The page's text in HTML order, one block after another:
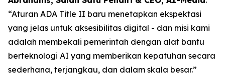
“Aturan ADA Title II baru menetapkan ekspektasi
yang jelas untuk aksesibilitas digital - dan misi kami
adalah membekali pemerintah dengan alat bantu
berteknologi AI yang memberikan kepatuhan secara
sederhana, terjangkau, dan dalam skala besar.”